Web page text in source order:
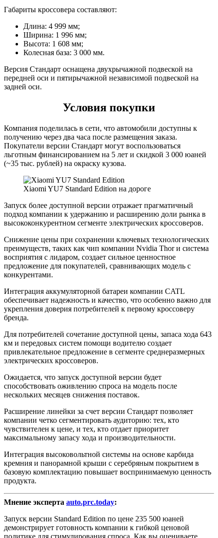
Габариты кроссовера составляют:
Длина: 4 999 мм;
Ширина: 1 996 мм;
Высота: 1 608 мм;
Колесная база: 3 000 мм.
Версия Стандарт оснащена двухрычажной подвеской на
передней оси и пятирычажной независимой подвеской на
задней оси.
Условия покупки
Компания поделилась в сети, что автомобили доступны к
получению через два часа после размещения заказа.
Покупатели версии Стандарт могут воспользоваться
льготным финансированием на 5 лет и скидкой 3 000 юаней
(~35 тыс. рублей) на окраску кузова.
Xiaomi YU7 Standard Edition на дороге
Запуск более доступной версии отражает прагматичный
подход компании к удержанию и расширению доли рынка в
высококонкурентном сегменте электрических кроссоверов.
Снижение цены при сохранении ключевых технологических
преимуществ, таких как чип компании Nvidia Thor и система
восприятия с лидаром, создает сильное ценностное
предложение для покупателей, сравнивающих модель с
конкурентами.
Интеграция аккумуляторной батареи компании CATL
обеспечивает надежность и качество, что особенно важно для
укрепления доверия потребителей к первому кроссоверу
бренда.
Для потребителей сочетание доступной цены, запаса хода 643
км и передовых систем помощи водителю создает
привлекательное предложение в сегменте среднеразмерных
электрических кроссоверов.
Ожидается, что запуск доступной версии будет
способствовать оживлению спроса на модель после
нескольких месяцев снижения поставок.
Расширение линейки за счет версии Стандарт позволяет
компании четко сегментировать аудиторию: тех, кто
чувствителен к цене, и тех, кто отдает приоритет
максимальному запасу хода и производительности.
Интеграция высоковольтной системы на основе карбида
кремния и панорамной крыши с серебряным покрытием в
базовую комплектацию повышает воспринимаемую ценность
продукта.
Мнение эксперта auto.prc.today:
Запуск версии Standard Edition по цене 235 500 юаней
демонстрирует готовность компании к гибкой ценовой